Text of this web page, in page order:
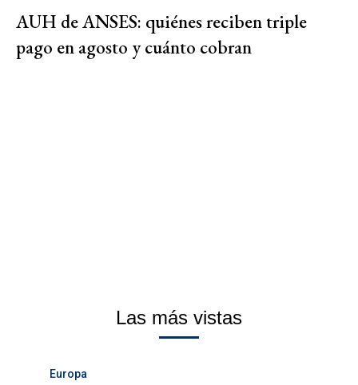
AUH de ANSES: quiénes reciben triple
pago en agosto y cuánto cobran
Las más vistas
Europa